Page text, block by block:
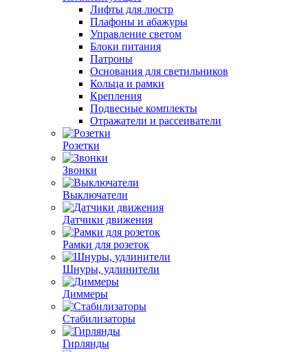
Лифты для люстр
Плафоны и абажуры
Управление светом
Блоки питания
Патроны
Основания для светильников
Кольца и рамки
Крепления
Подвесные комплекты
Отражатели и рассеиватели
Розетки
Звонки
Выключатели
Датчики движения
Рамки для розеток
Шнуры, удлинители
Диммеры
Стабилизаторы
Гирлянды